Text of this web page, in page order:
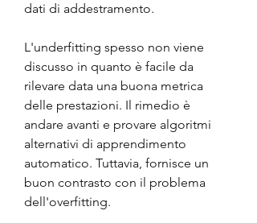
dati di addestramento.
L'underfitting spesso non viene
discusso in quanto è facile da
rilevare data una buona metrica
delle prestazioni. Il rimedio è
andare avanti e provare algoritmi
alternativi di apprendimento
automatico. Tuttavia, fornisce un
buon contrasto con il problema
dell'overfitting.